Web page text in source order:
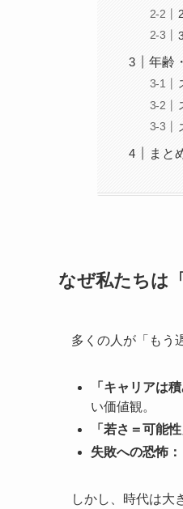
年齢
まと
なぜ私たちは
多くの人が「もう
「キャリアは
い価値観。
「若さ＝可能
失敗への恐怖：
しかし、時代は大